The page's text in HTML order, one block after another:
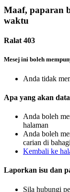
Maaf, paparan
waktu
Ralat 403
Mesej ini boleh
Anda tidak
Apa yang akan
Anda boleh
halaman
Anda boleh
carian di
Kembali ke
Laporkan isu dan
Sila hubungi